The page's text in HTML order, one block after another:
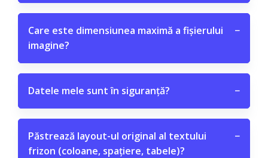
Care este dimensiunea maximă a fișierului
imagine?
−
Datele mele sunt în siguranță? −
Păstrează layout-ul original al textului
frizon (coloane, spațiere, tabele)?
−